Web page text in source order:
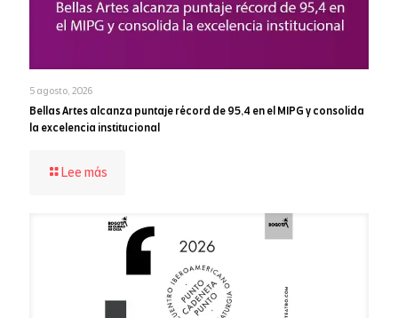
5 agosto, 2026
Bellas Artes alcanza puntaje récord de 95,4 en el MIPG y consolida
la excelencia institucional
Lee más
alcanza
puntaje
récord
en